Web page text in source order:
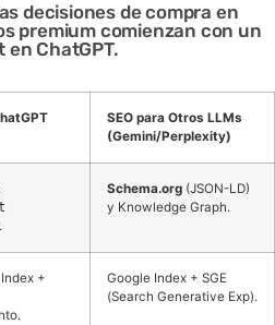
decisiones de compra en
premium comienzan con un
en ChatGPT.
SEO para Otros LLMs
(Gemini/Perplexity)
Schema.org (JSON-LD)
y Knowledge Graph.
+
Google Index + SGE
(Search Generative Exp).